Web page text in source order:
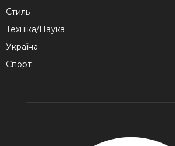
Стиль
Техніка/Наука
Україна
Спорт